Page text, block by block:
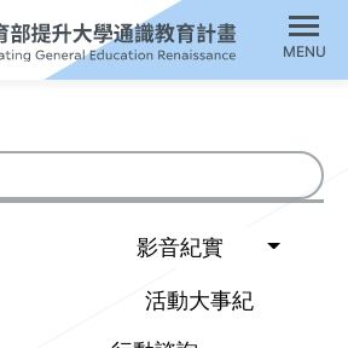
MENU
影音紀實
活動大事紀